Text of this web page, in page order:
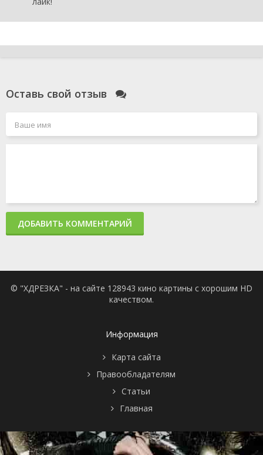
Оставь свой отзыв
ДОБАВИТЬ КОММЕНТАРИЙ
© "ХДРЕЗКА" - на сайте 128943 кино картины с хорошим HD
качеством.
Информация
Карта сайта
Правообладателям
Статьи
Главная